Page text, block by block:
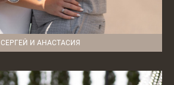
СЕРГЕЙ И АНАСТАСИЯ